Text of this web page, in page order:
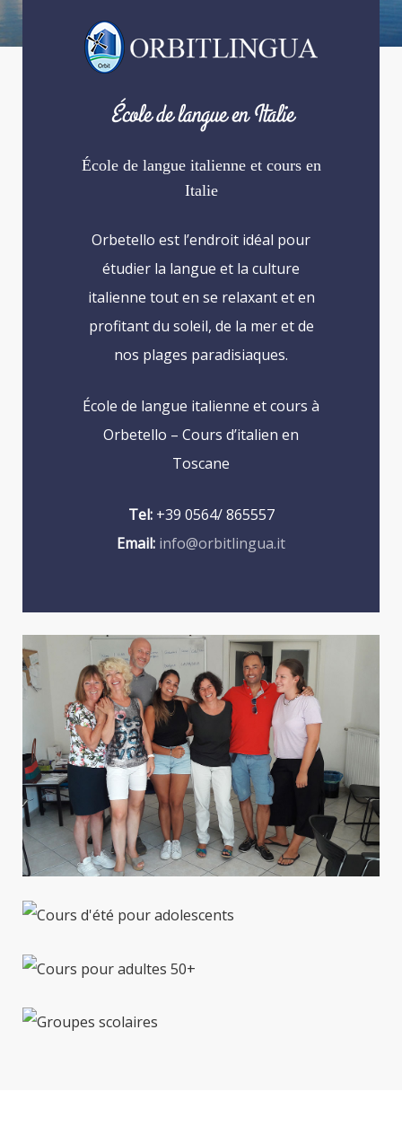
École de langue en Italie
École de langue italienne et cours en
Italie
Orbetello est l’endroit idéal pour
étudier la langue et la culture
italienne tout en se relaxant et en
profitant du soleil, de la mer et de
nos plages paradisiaques.
École de langue italienne et cours à
Orbetello – Cours d’italien en
Toscane
Tel:+39 0564/ 865557
Email: info@orbitlingua.it